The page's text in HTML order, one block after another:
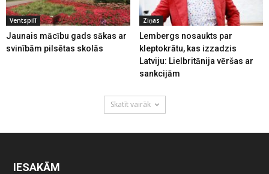
Ventspilī
Jaunais mācību gads sākas ar
svinībām pilsētas skolās
Ziņas
Lembergs nosaukts par
kleptokrātu, kas izzadzis
Latviju: Lielbritānija vēršas ar
sankcijām
Skatīt vairāk
IESAKĀM